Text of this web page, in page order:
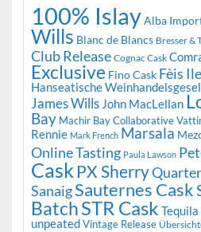
100% IslayAlba
Wills Blanc de Blancs Bresser &
Club Release Cognac Cask
Exclusive Fino Cask Fèis Ile
Hanseatische
James Wills John MacLellan
Bay Machir Bay Collaborative
Rennie Mark French Marsala
Online Tasting Paula Lawson
Cask PX Sherry
SanaigSauternes Cask
BatchSTR Cask Tequila
unpeatedVintage Release